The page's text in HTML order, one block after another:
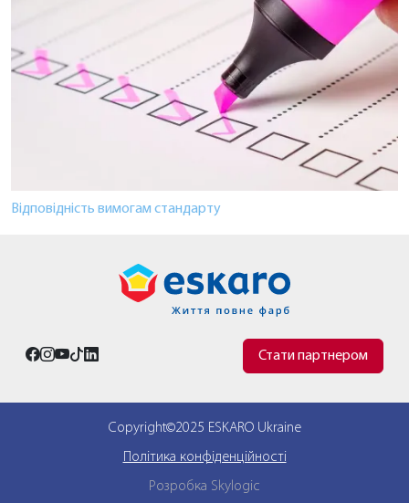
Відповідність вимогам стандарту
Стати партнером
Copyright©2025 ESKARO Ukraine
Політика конфіденційності
Розробка Skylogic